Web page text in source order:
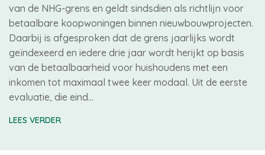
van de NHG-grens en geldt sindsdien als richtlijn voor
betaalbare koopwoningen binnen nieuwbouwprojecten.
Daarbij is afgesproken dat de grens jaarlijks wordt
geïndexeerd en iedere drie jaar wordt herijkt op basis
van de betaalbaarheid voor huishoudens met een
inkomen tot maximaal twee keer modaal. Uit de eerste
evaluatie, die eind…
LEES VERDER